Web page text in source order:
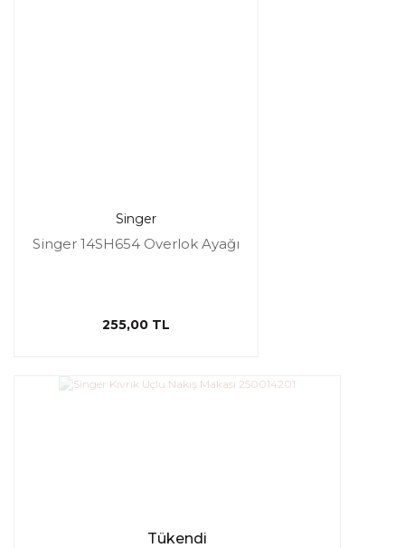
Singer
Singer 14SH654 Overlok Ayağı
255,00 TL
Tükendi